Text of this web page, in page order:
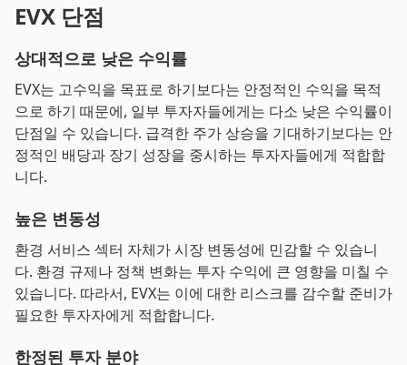
EVX 단점
상대적으로 낮은 수익률
EVX는 고수익을 목표로 하기보다는 안정적인 수익을 목적
으로 하기 때문에, 일부 투자자들에게는 다소 낮은 수익률이
단점일 수 있습니다. 급격한 주가 상승을 기대하기보다는 안
정적인 배당과 장기 성장을 중시하는 투자자들에게 적합합
니다.
높은 변동성
환경 서비스 섹터 자체가 시장 변동성에 민감할 수 있습니
다. 환경 규제나 정책 변화는 투자 수익에 큰 영향을 미칠 수
있습니다. 따라서, EVX는 이에 대한 리스크를 감수할 준비가
필요한 투자자에게 적합합니다.
한정된 투자 분야